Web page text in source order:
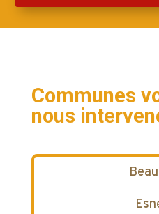
Communes
nous